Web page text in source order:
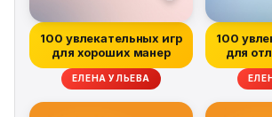
100 увлекательных игр
для хороших манер
ЕЛЕНА УЛЬЕВА
100
для